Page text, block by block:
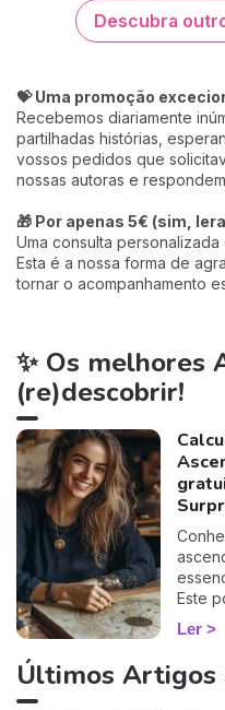
Descubra
💝 Uma promoção
Recebemos diariamente
partilhadas histórias,
vossos pedidos que
nossas autoras e
🎁 Por apenas 5€ (sim,
Uma consulta
Esta é a nossa forma de
tornar o acompanhamento
✨ Os melhores
(re)descobrir!
Este
que
Ler
Últimos Artigos